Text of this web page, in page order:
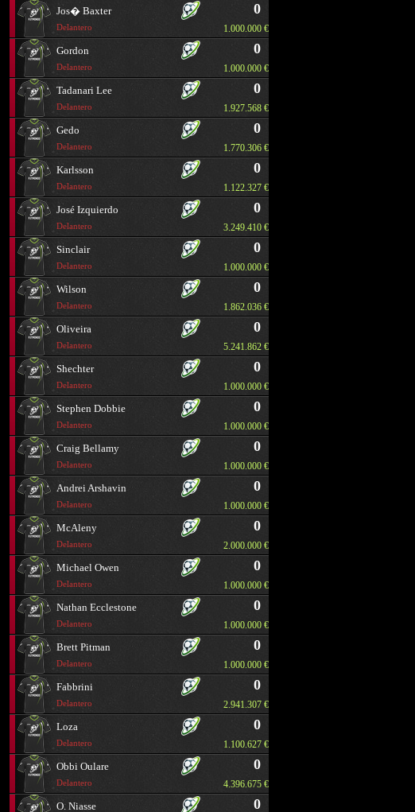
Jos� Baxter
Delantero
0
1.000.000 €
Gordon
Delantero
0
1.000.000 €
Tadanari Lee
Delantero
0
1.927.568 €
Gedo
Delantero
0
1.770.306 €
Karlsson
Delantero
0
1.122.327 €
José Izquierdo
Delantero
0
3.249.410 €
Sinclair
Delantero
0
1.000.000 €
Wilson
Delantero
0
1.862.036 €
Oliveira
Delantero
0
5.241.862 €
Shechter
Delantero
0
1.000.000 €
Stephen Dobbie
Delantero
0
1.000.000 €
Craig Bellamy
Delantero
0
1.000.000 €
Andrei Arshavin
Delantero
0
1.000.000 €
McAleny
Delantero
0
2.000.000 €
Michael Owen
Delantero
0
1.000.000 €
Nathan Ecclestone
Delantero
0
1.000.000 €
Brett Pitman
Delantero
0
1.000.000 €
Fabbrini
Delantero
0
2.941.307 €
Loza
Delantero
0
1.100.627 €
Obbi Oulare
Delantero
0
4.396.675 €
O. Niasse 0